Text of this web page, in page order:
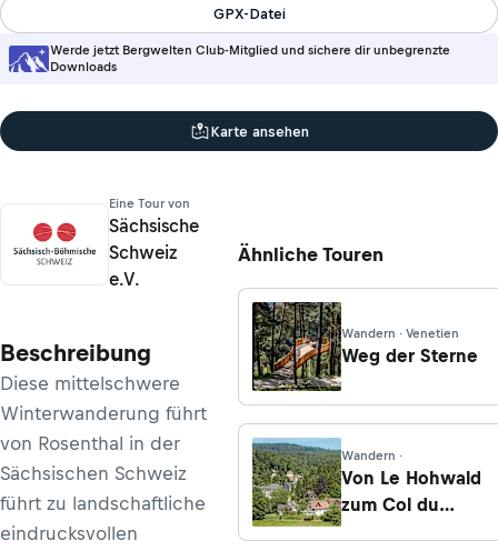
Werde jetzt Bergwelten Club-Mitglied und sichere dir unbegrenzte
Downloads
GPX-Datei
Karte ansehen
Eine Tour von
Sächsische
Schweiz
e.V.
Beschreibung
Diese mittelschwere
Winterwanderung führt
von Rosenthal in der
Sächsischen Schweiz
führt zu landschaftliche
eindrucksvollen
Ähnliche Touren
Wandern · Venetien
Weg der Sterne
Wandern ·
Von Le Hohwald
zum Col du